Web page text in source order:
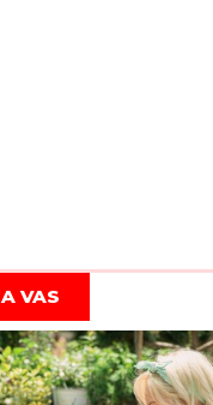
VAS